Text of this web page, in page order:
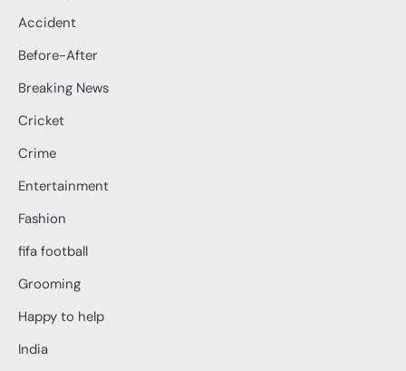
Accident
Before-After
Breaking News
Cricket
Crime
Entertainment
Fashion
fifa football
Grooming
Happy to help
India